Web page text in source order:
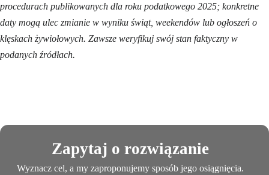
procedurach publikowanych dla roku podatkowego 2025; konkretne
daty mogą ulec zmianie w wyniku świąt, weekendów lub ogłoszeń o
klęskach żywiołowych. Zawsze weryfikuj swój stan faktyczny w
podanych źródłach.
Zapytaj o rozwiązanie
Wyznacz cel, a my zaproponujemy sposób jego osiągnięcia.